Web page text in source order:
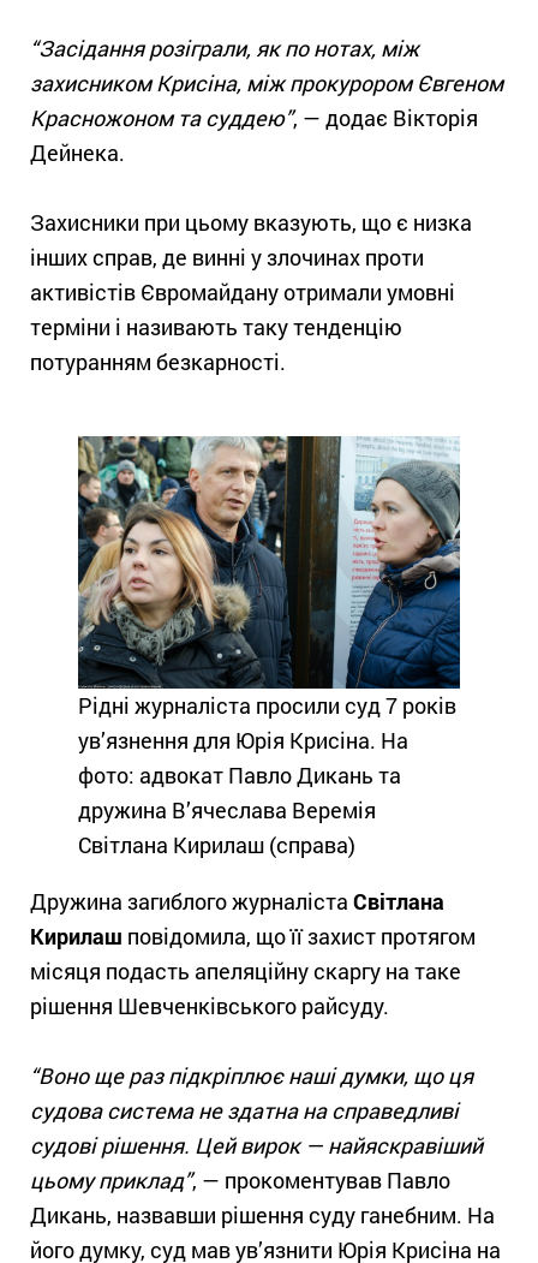
“Засідання розіграли, як по нотах, між
захисником Крисіна, між прокурором Євгеном
Красножоном та суддею”, — додає Вікторія
Дейнека.
Захисники при цьому вказують, що є низка
інших справ, де винні у злочинах проти
активістів Євромайдану отримали умовні
терміни і називають таку тенденцію
потуранням безкарності.
Рідні журналіста просили суд 7 років
ув’язнення для Юрія Крисіна. На
фото: адвокат Павло Дикань та
дружина В’ячеслава Веремія
Світлана Кирилаш (справа)
Дружина загиблого журналіста Світлана
Кирилаш повідомила, що її захист протягом
місяця подасть апеляційну скаргу на таке
рішення Шевченківського райсуду.
“Воно ще раз підкріплює наші думки, що ця
судова система не здатна на справедливі
судові рішення. Цей вирок — найяскравіший
цьому приклад”, — прокоментував Павло
Дикань, назвавши рішення суду ганебним. На
його думку, суд мав ув’язнити Юрія Крисіна на